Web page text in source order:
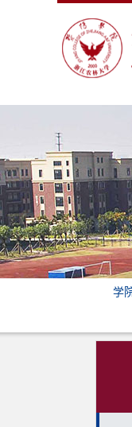
学